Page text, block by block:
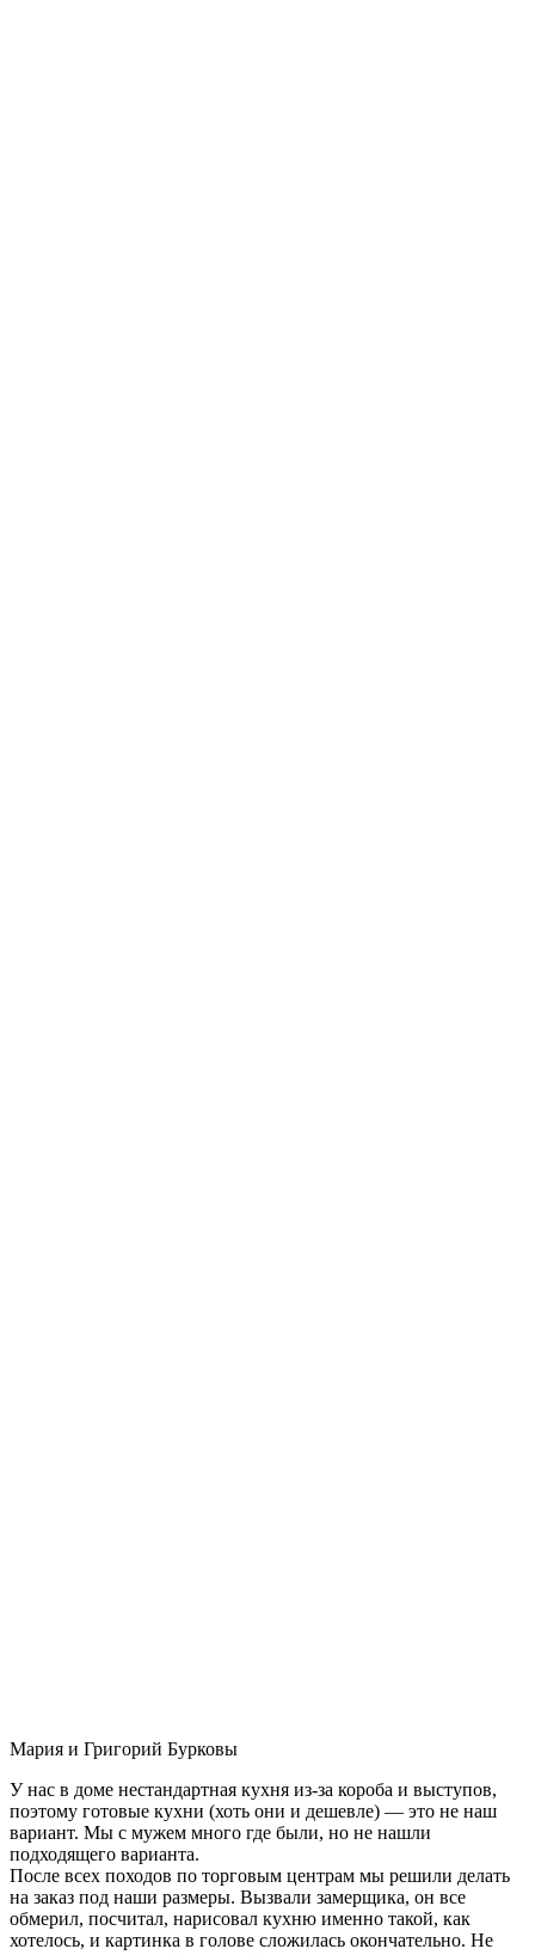
Мария и Григорий Бурковы
У нас в доме нестандартная кухня из-за короба и выступов,
поэтому готовые кухни (хоть они и дешевле) — это не наш
вариант. Мы с мужем много где были, но не нашли
подходящего варианта.
После всех походов по торговым центрам мы решили делать
на заказ под наши размеры. Вызвали замерщика, он все
обмерил, посчитал, нарисовал кухню именно такой, как
хотелось, и картинка в голове сложилась окончательно. Не